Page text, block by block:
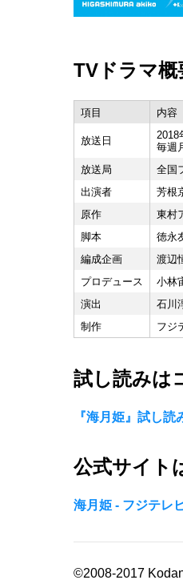
TVドラマ概
項目 内容
放送日
2018
毎週
放送局
全国
出演者
芳根
原作
東村
脚本
徳永
編成企画
渡辺
プロデュース
小林
演出
石川
制作
フジ
試し読みは
『海月姫』試し
公式サイト
海月姫 - フジテレ
©2008-2017